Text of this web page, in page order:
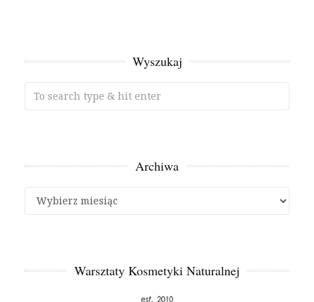
Wyszukaj
Archiwa
Archiwa
Warsztaty Kosmetyki Naturalnej